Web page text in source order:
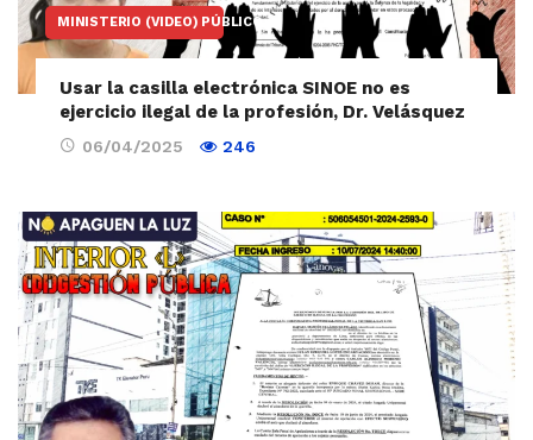
MINISTERIO (VIDEO) PÚBLICO
Usar la casilla electrónica SINOE no es
ejercicio ilegal de la profesión, Dr. Velásquez
06/04/2025 246